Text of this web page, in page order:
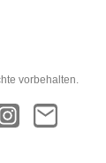
vorbehalten.